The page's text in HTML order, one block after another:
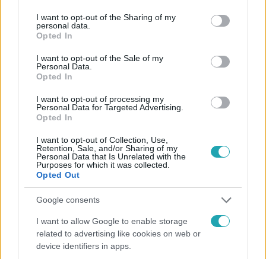
not limited to your visit or usage behaviour. You may click to
grant or deny consent to Google and its third-party tags to
use your data for below specified purposes in below Google
consent section.
I want to opt-out of the Sharing of my
personal data.
Opted In
I want to opt-out of the Sale of my
Personal Data.
Opted In
I want to opt-out of processing my
Personal Data for Targeted Advertising.
Opted In
I want to opt-out of Collection, Use,
Retention, Sale, and/or Sharing of my
Personal Data that Is Unrelated with the
Purposes for which it was collected.
Opted Out
Google consents
I want to allow Google to enable storage
related to advertising like cookies on web or
device identifiers in apps.
Facebookon is!
Követem
VIDEÓ #BELFÖLD
CSOMAGOLÁS #LICIT PARLAMENT
ORBÁN VIKTOR #SEMJÉN ZSOLT #EZEN A NAPON